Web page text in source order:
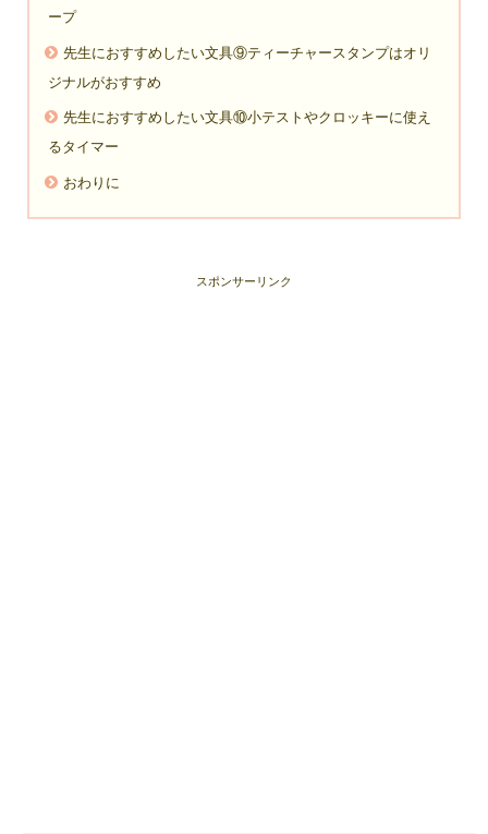
ープ
先生におすすめしたい文具⑨ティーチャースタンプはオリ
ジナルがおすすめ
先生におすすめしたい文具⑩小テストやクロッキーに使え
るタイマー
おわりに
スポンサーリンク